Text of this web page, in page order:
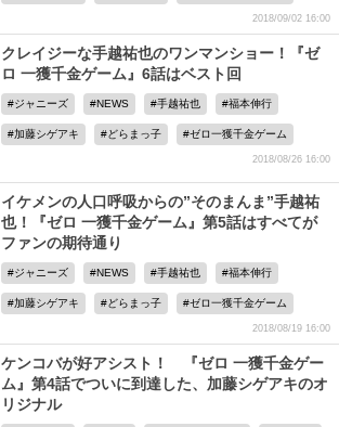
2018/09/02 16:00
クレイジーな手越祐也のワンマンショー！『ゼ
ロ 一獲千金ゲーム』6話はベスト回
ジャニーズ NEWS 手越祐也 福本伸行
加藤シゲアキ どらまっ子 ゼロ一獲千金ゲーム
2018/08/26 16:00
イケメンの人口呼吸からの”そのまんま”手越祐
也！『ゼロ 一獲千金ゲーム』第5話はすべてが
ファンの期待通り
ジャニーズ NEWS 手越祐也 福本伸行
加藤シゲアキ どらまっ子 ゼロ一獲千金ゲーム
2018/08/19 16:00
ケンコバが好アシスト！ 『ゼロ 一獲千金ゲー
ム』第4話でついに到達した、加藤シゲアキのオ
リジナル